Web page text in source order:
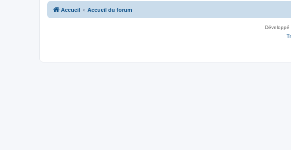
Accueil Accueil du forum
Développé